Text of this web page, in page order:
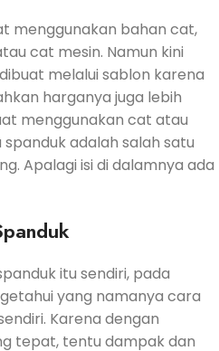
menggunakan bahan cat,
cat mesin. Namun kini
melalui sablon karena
harganya juga lebih
menggunakan cat atau
adalah salah satu
Apalagi isi di dalamnya ada
itu sendiri, pada
yang namanya cara
Karena dengan
tepat, tentu dampak dan